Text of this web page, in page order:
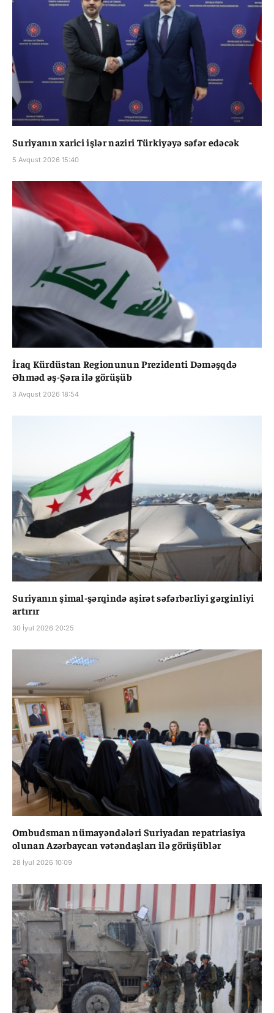
Suriyanın xarici işlər naziri Türkiyəyə səfər edəcək
5 Avqust 2026 15:40
İraq Kürdüstan Regionunun Prezidenti Dəməşqdə
Əhməd əş-Şəra ilə görüşüb
3 Avqust 2026 18:54
Suriyanın şimal-şərqində aşirət səfərbərliyi gərginliyi
artırır
30 İyul 2026 20:25
Ombudsman nümayəndələri Suriyadan repatriasiya
olunan Azərbaycan vətəndaşları ilə görüşüblər
28 İyul 2026 10:09